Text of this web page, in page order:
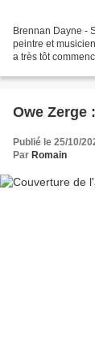
Brennan Dayne -
peintre et
a très tôt
Owe Zerge
Publié le 25/10/
Par Romain